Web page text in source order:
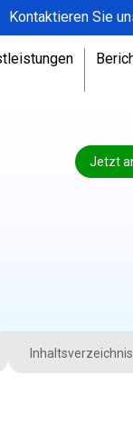
Kontaktieren Sie
Jetzt
Inhaltsverzeichnis